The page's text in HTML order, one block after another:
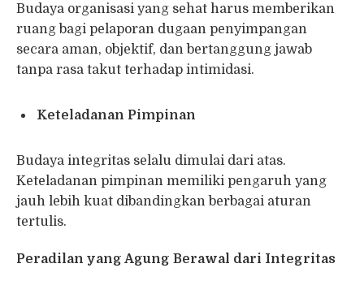
Budaya organisasi yang sehat harus memberikan
ruang bagi pelaporan dugaan penyimpangan
secara aman, objektif, dan bertanggung jawab
tanpa rasa takut terhadap intimidasi.
Keteladanan Pimpinan
Budaya integritas selalu dimulai dari atas.
Keteladanan pimpinan memiliki pengaruh yang
jauh lebih kuat dibandingkan berbagai aturan
tertulis.
Peradilan yang Agung Berawal dari Integritas